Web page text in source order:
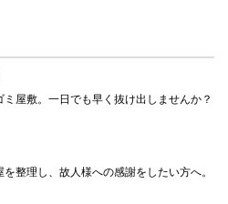
屋敷。一日でも早く抜け出しませんか？
整理し、故人様への感謝をしたい方へ。